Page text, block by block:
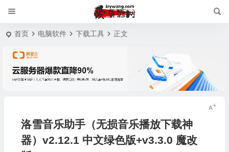
首页 电脑软件 下载工具 正文
洛雪音乐助手（无损音乐播放下载神
器）v2.12.1 中文绿色版+v3.3.0 魔改